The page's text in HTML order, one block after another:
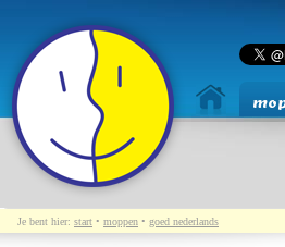
Je bent hier: start • moppen • goed nederlands